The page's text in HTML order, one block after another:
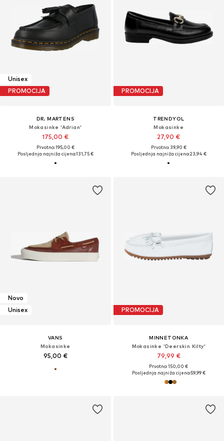
Unisex
PROMOCIJA
DR. MARTENS
Mokasinke 'Adrian'
175,00 €
Prvotno: 195,00 €
Posljednja najniža cijena:131,75 €
PROMOCIJA
TRENDYOL
Mokasinke
27,90 €
Prvotno: 39,90 €
Posljednja najniža cijena:23,94 €
Novo
Unisex
VANS
Mokasinke
95,00 €
PROMOCIJA
MINNETONKA
Mokasinke 'Deerskin Kilty'
79,99 €
Prvotno: 150,00 €
Posljednja najniža cijena:59,99 €